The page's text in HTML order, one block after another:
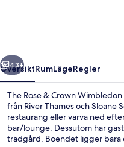
Nästa
43+
ÖversiktRumLägeRegler
The Rose & Crown
från River Thames och Sloane
restaurang eller varva ned
bar/lounge. Dessutom har
trädgård. Boendet ligger bara